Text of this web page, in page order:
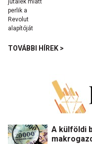
TOVÁBBI HÍREK >
A külföldi